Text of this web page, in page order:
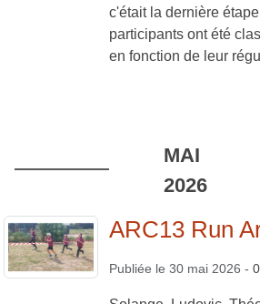
c'était la dernière
participants ont été
en fonction de leur
MAI
2026
ARC13 Run
Publiée le 30 mai 2026 - 0